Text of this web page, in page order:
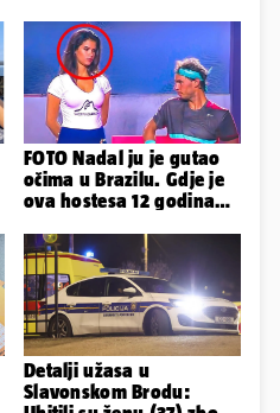
FOTO Nadal ju je gutao
očima u Brazilu. Gdje je
ova hostesa 12 godina
Detalji užasa u
Slavonskom Brodu: